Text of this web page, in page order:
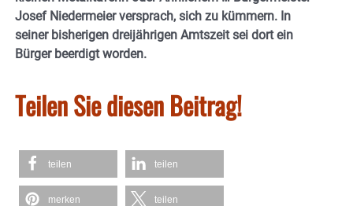
Josef Niedermeier versprach, sich zu kümmern. In
seiner bisherigen dreijährigen Amtszeit sei dort ein
Bürger beerdigt worden.
Teilen Sie diesen Beitrag!
teilen teilen
merken teilen